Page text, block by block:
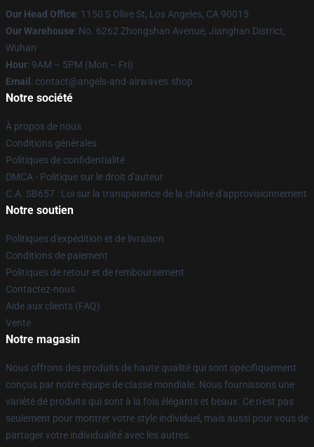
Our Head Office: 1150 S Olive St, Los Angeles, CA 90015
Our Warehouse: No. 6262 Zhongshan Avenue, Jianghan District,
Wuhan
Hour: 9AM – 5PM (Mon – Fri)
Email : contact@angels-and-airwaves.shop
Notre société
À propos de nous
Conditions générales
Politiques de confidentialité
DMCA - Politique sur le droit d'auteur
C.A. SB657 : Loi sur la transparence de la chaîne d'approvisionnement
Notre soutien
Politiques d'expédition et de livraison
Conditions de paiement
Politiques de retour et de remboursement
Contactez-nous
Aide aux clients (FAQ)
Vente
Notre magasin
Nous offrons des produits de haute qualité qui sont spécifiquement
conçus par notre équipe de classe mondiale. Nous fournissons une
variété de produits qui sont à la fois élégants et beaux. Ce n'est pas
seulement pour montrer votre style individuel, mais aussi pour vous de
partager votre individualité avec les autres.